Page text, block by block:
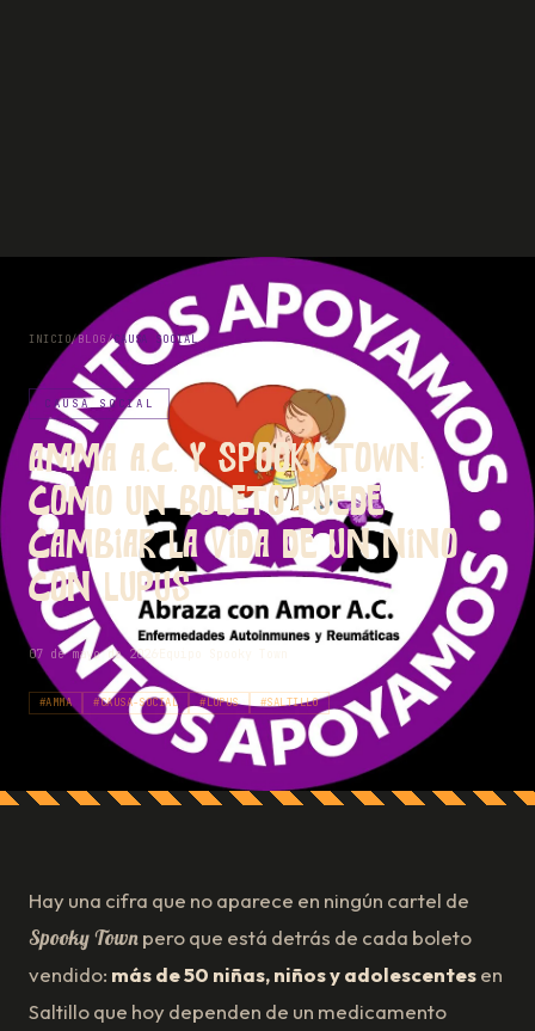
INICIO/BLOG/CAUSA SOCIAL
CAUSA SOCIAL
AMMA A.C. y Spooky Town:
cómo un boleto puede
cambiar la vida de un niño
con lupus
07 de mayo de 2026
#AMMA #CAUSA-SOCIAL #LUPUS #SALTILLO
Hay una cifra que no aparece en ningún cartel de
Spooky Townpero que está detrás de cada boleto
vendido: más de 50 niñas, niños y adolescentesen
Saltillo que hoy dependen de un medicamento